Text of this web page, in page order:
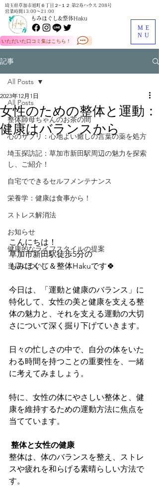
埼玉県草加市旭町６丁目２−１２ 第2寿ハウス 208号
営業時間13:00～21:00
もみほぐし&整体Haku
いただいた口コミ集はこちら！
ME
NU
記事
All Posts
整体師母ちゃんのお茶の間
心のサプリ：心地よい癒しの言葉の薬を処方
埼玉探訪記：草加市新田駅周辺の魅力を探索
し、ご紹介！
自宅でできるセルフメンテナンス
栄養学：健康は食事から！
ストレス解消法
お知らせ
健康的なライフスタイルの提案
当店について
All Posts
女性のための整体と運動：
健康はバランスから
2023年12月1日
こんにちは！
草加市新田駅徒歩5分の
もみほぐし＆整体Hakuです🍀
今日は、「運動と健康のバランス」に
特化して、女性の美と健康を支える整
体の魅力と、それを支える運動の大切
さについて深く掘り下げていきます。
日々の忙しさの中で、自分の体をいた
わる時間を持つことの重要性を、一緒
に考えてみましょう。
特に、女性の体にやさしい整体と、健
康を維持するための運動方法に焦点を
当てています。
整体と女性の健康
整体は、体のバランスを整え、ストレ
スや疲れを和らげる素晴らしい方法で
す。